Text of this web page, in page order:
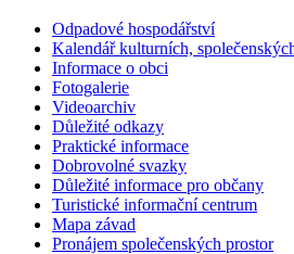
Odpadové hospodářství
Kalendář kulturních,
Informace o obci
Fotogalerie
Videoarchiv
Důležité odkazy
Praktické informace
Dobrovolné svazky
Důležité informace pro občany
Turistické informační centrum
Mapa závad
Pronájem společenských prostor